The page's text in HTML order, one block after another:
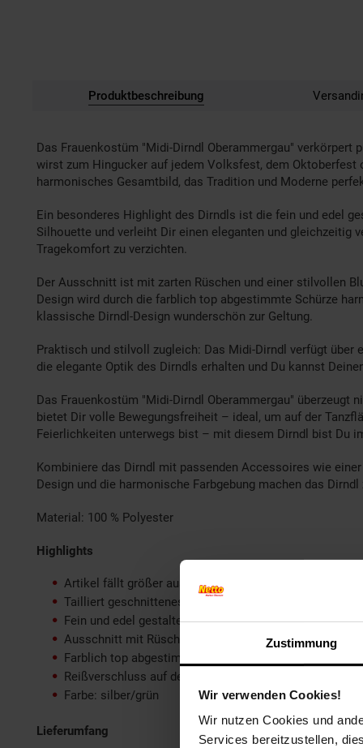
Zustimmung
Wir verwenden Cookies!
Wir nutzen Cookies und
Services bereitzustellen,
Produktbeschreibung
Das Frauenkostüm "Midi-Dirndl Oberammergau"
wirst zum Hingucker auf jedem Volksfest, dem
harmonisches Gesamtbild, das Tradition und Moderne
Ein besonderes Highlight des Dirndls ist die fein und edel
Silhouette und verleiht Dir einen eleganten und
Tragekomfort zu verzichten.
Der Ausschnitt ist mit zarten Rüschen und einer stilvollen
Design wird durch die farblich top abgestimmte Schürze
klassische Dirndl-Design wunderschön zur Geltung.
Praktisch und stilvoll zugleich: Das Midi-Dirndl verfügt über
die elegante Optik des Dirndls erhalten und Du kannst
Das Frauenkostüm "Midi-Dirndl Oberammergau" überzeugt
bietet Dir volle Bewegungsfreiheit – ideal, um auf der
Feierlichkeiten unterwegs bist – mit diesem Dirndl bist Du
Kombiniere das Dirndl mit passenden Accessoires wie
Design und die harmonische Farbgebung machen das
Material: 100 % Polyester
Highlights
Artikel fällt größer aus. Bitte Größentabelle beachten
Tailliert geschnittenes, kurzes Dirndl in edler Optik
Fein und edel gestaltete Schnürung
Ausschnitt mit Rüschen und Blumenkette
Farblich top abgestimmte Schürze
Reißverschluss auf der rechten Seite
Farbe: silber/grün
Lieferumfang